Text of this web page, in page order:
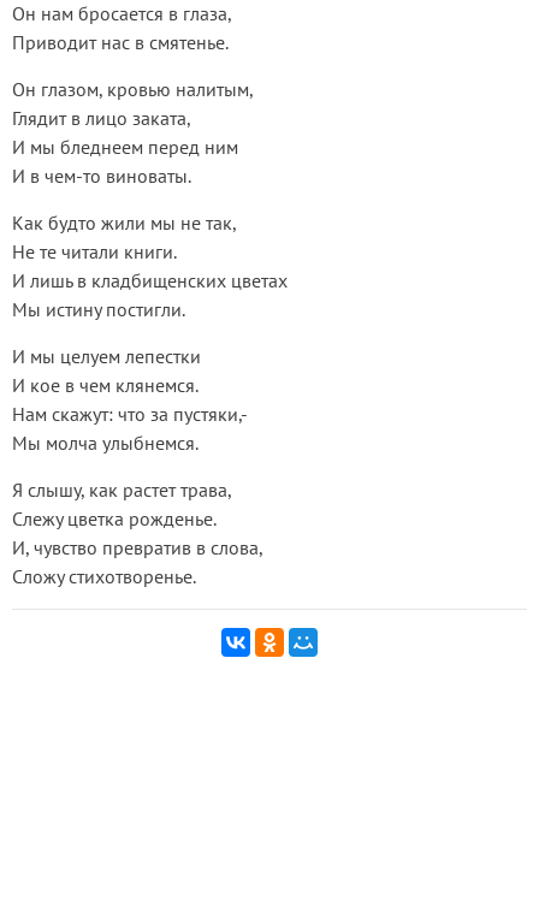
Он нам бросается в глаза,
Приводит нас в смятенье.
Он глазом, кровью налитым,
Глядит в лицо заката,
И мы бледнеем перед ним
И в чем-то виноваты.
Как будто жили мы не так,
Не те читали книги.
И лишь в кладбищенских цветах
Мы истину постигли.
И мы целуем лепестки
И кое в чем клянемся.
Нам скажут: что за пустяки,-
Мы молча улыбнемся.
Я слышу, как растет трава,
Слежу цветка рожденье.
И, чувство превратив в слова,
Сложу стихотворенье.